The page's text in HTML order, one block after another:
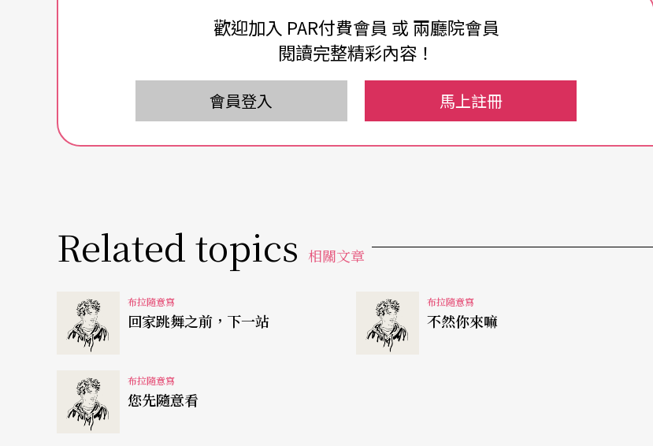
“Marauvan, i Siyang ku ngadan Kemay i danadnaw（卑南族語）. Hello everyone, my name is
Siyang. Siyang is my traditional name. I come from Taitung, Taiwan Pinuyumayan tribe.” 因為
原住民口音實在太重，旁邊的舞者都在笑，王傑對其他舞者說不要笑，現場觀眾熱烈掌聲，氣氛
變得輕鬆。”Okay. My English is not good, but I want to tell you. Today I am very happy to sha
Amis tribe, and Amis are the most beautiful and handsome people in Taiwan.” 全場為張杰歡
Morikilr（孔亞明），卑南族。”Actually,Ｉam a nurse but I prefer perform on stage. And that
is why I am here.”「離開舞團兩年半之後，能再回來一起在舞台上演出，我覺得很榮幸，今天
演完就要回台灣，回到醫院上班了（哽咽），剛剛準備出場的時候有一點感慨，來這裡兩個禮
拜，我很珍惜可以表演的機會，可以分享台灣的故事給大家，我很驕傲。」此時站在我旁邊的王
傑已經淚流滿面。
歡迎加入 PAR付費會員 或 兩廳院會員
閱讀完整精彩內容！
會員登入 馬上註冊
Related topics 相關文章
布拉隨意寫
回家跳舞之前，下一站
布拉隨意寫
不然你來嘛
布拉隨意寫
您先隨意看